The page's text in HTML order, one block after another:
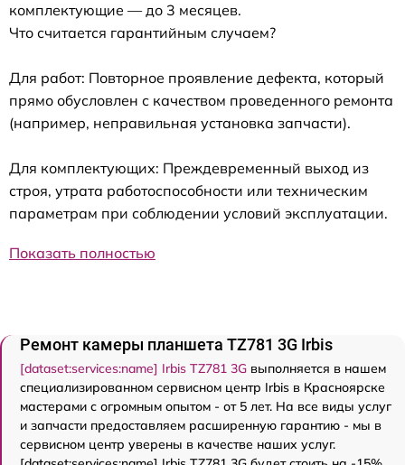
комплектующие — до 3 месяцев.
Что считается гарантийным случаем?
Для работ: Повторное проявление дефекта, который
прямо обусловлен с качеством проведенного ремонта
(например, неправильная установка запчасти).
Для комплектующих: Преждевременный выход из
строя, утрата работоспособности или техническим
параметрам при соблюдении условий эксплуатации.
Показать полностью
Ремонт камеры планшета TZ781 3G Irbis
[dataset:services:name] Irbis TZ781 3G выполняется в нашем
специализированном сервисном центр Irbis в Красноярске
мастерами с огромным опытом - от 5 лет. На все виды услуг
и запчасти предоставляем расширенную гарантию - мы в
сервисном центр уверены в качестве наших услуг.